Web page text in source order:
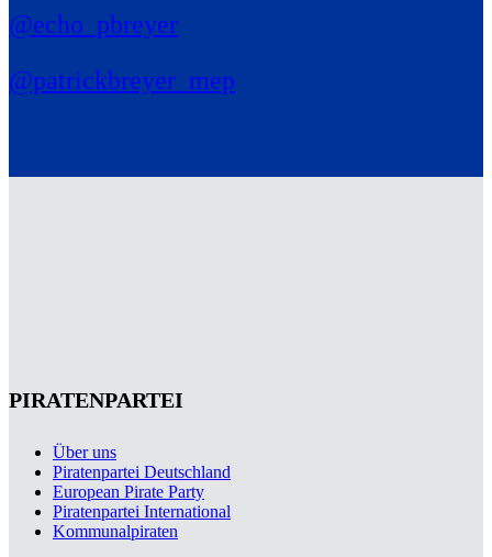
@echo_pbreyer
@patrickbreyer_mep
PIRATENPARTEI
Über uns
Piratenpartei Deutschland
European Pirate Party
Piratenpartei International
Kommunalpiraten